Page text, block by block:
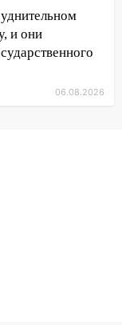
области
утонул
помогли
два
будет
и они
06.08.2026